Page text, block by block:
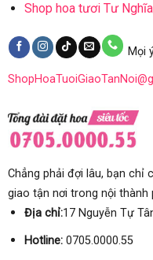
Shop hoa tươi Tư
Mọi
Chẳng phải đợi lâu, bạn chỉ
giao tận nơi trong nội thành
Địa chỉ:17 Nguyễn Tự
Hotline:0705.0000.55